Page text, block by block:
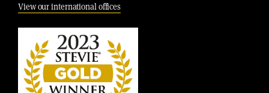
View our international offices